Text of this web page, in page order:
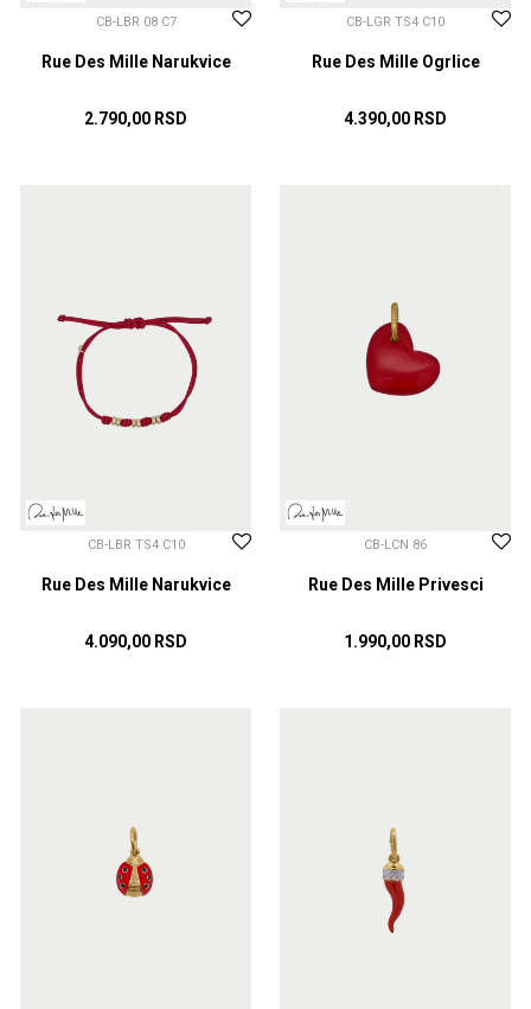
CB-LBR 08 C7
Rue Des Mille Narukvice
2.790,00 RSD
CB-LGR TS4 C10
Rue Des Mille Ogrlice
4.390,00 RSD
CB-LBR TS4 C10
Rue Des Mille Narukvice
4.090,00 RSD
CB-LCN 86
Rue Des Mille Privesci
1.990,00 RSD